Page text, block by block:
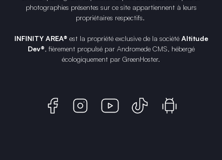
photographies présentes sur ce site appartiennent à leurs
propriétaires respectifs.
INFINITY AREA® est la propriété exclusive de la société Altitude
Dev®, fièrement propulsé par Andromede CMS, hébergé
écologiquement par GreenHoster.